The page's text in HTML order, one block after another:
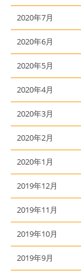
2020年7月
2020年6月
2020年5月
2020年4月
2020年3月
2020年2月
2020年1月
2019年12月
2019年11月
2019年10月
2019年9月